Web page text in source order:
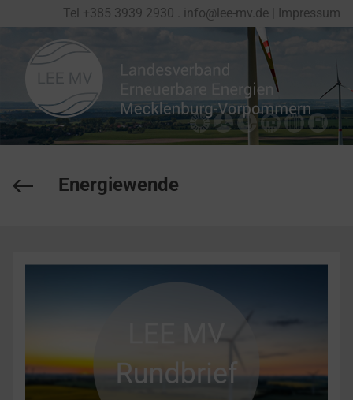
Tel +385 3939 2930 info@lee-mv.de Impressum
Energiewende